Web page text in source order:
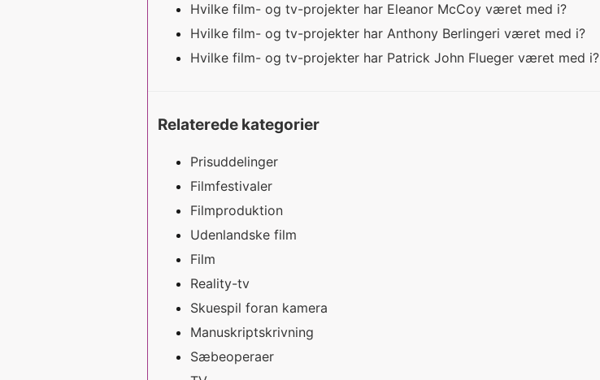
Hvilke film- og tv-projekter har Eleanor McCoy været med i?
Hvilke film- og tv-projekter har Anthony Berlingeri været med i?
Hvilke film- og tv-projekter har Patrick John Flueger været med i?
Relaterede kategorier
Prisuddelinger
Filmfestivaler
Filmproduktion
Udenlandske film
Film
Reality-tv
Skuespil foran kamera
Manuskriptskrivning
Sæbeoperaer